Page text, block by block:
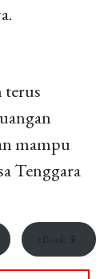
mampu
Tenggara
eBook 📱